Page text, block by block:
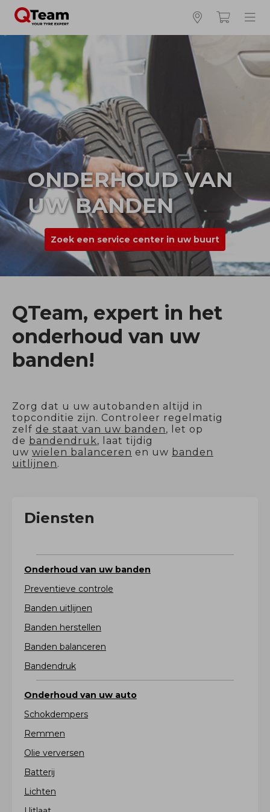
ONDERHOUD VAN
UW BANDEN
Zoek een service center in uw buurt
QTeam, expert in het
onderhoud van uw
banden!
Zorg dat u uw autobanden altijd in
topconditie zijn. Controleer regelmatig
zelf de staat van uw banden, let op
de bandendruk, laat tijdig
uw wielen balanceren en uw banden
uitlijnen.
Diensten
Onderhoud van uw banden
Preventieve controle
Banden uitlijnen
Banden herstellen
Banden balanceren
Bandendruk
Onderhoud van uw auto
Schokdempers
Remmen
Olie verversen
Batterij
Lichten